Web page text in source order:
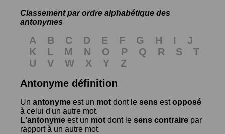
Classement par ordre alphabétique des
antonymes
A B C D E F G H I
J
K
L M N O P Q R S
T
U
V W X Y
Z
Antonyme définition
Un antonyme est un mot dont le sens estopposé
à celui d'un autre mot.
L'antonyme est un mot dont le sens contraire par
rapport à un autre mot.